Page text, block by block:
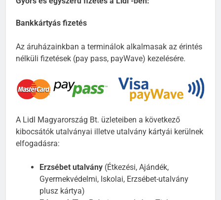
Bankkártyás fizetés
Az áruházainkban a terminálok alkalmasak az érintés
nélküli fizetések (pay pass, payWave) kezelésére.
A Lidl Magyarország Bt. üzleteiben a következő
kibocsátók utalványai illetve utalvány kártyái kerülnek
elfogadásra:
Erzsébet utalvány (Étkezési, Ajándék,
Gyermekvédelmi, Iskolai, Erzsébet-utalvány
plusz kártya)